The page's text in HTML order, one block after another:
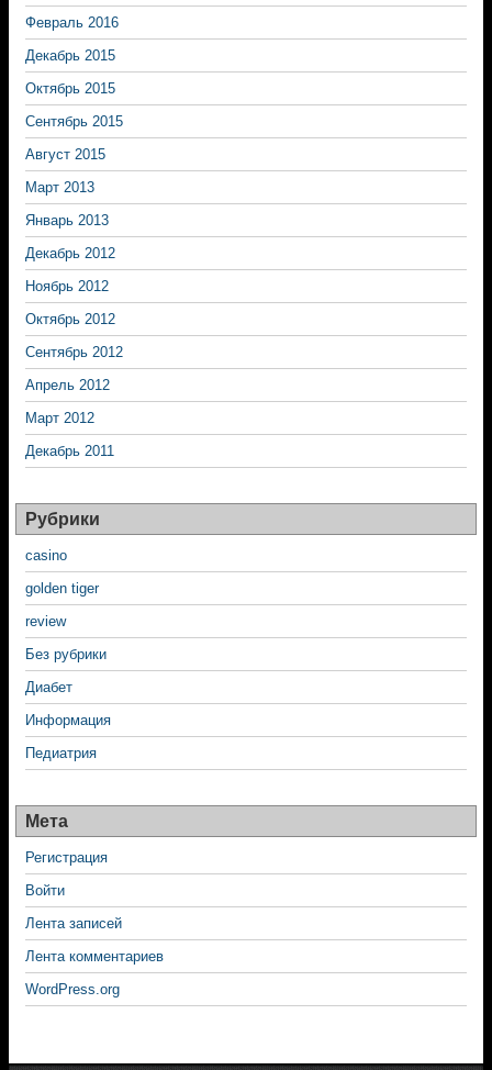
Февраль 2016
Декабрь 2015
Октябрь 2015
Сентябрь 2015
Август 2015
Март 2013
Январь 2013
Декабрь 2012
Ноябрь 2012
Октябрь 2012
Сентябрь 2012
Апрель 2012
Март 2012
Декабрь 2011
Рубрики
casino
golden tiger
review
Без рубрики
Диабет
Информация
Педиатрия
Мета
Регистрация
Войти
Лента записей
Лента комментариев
WordPress.org